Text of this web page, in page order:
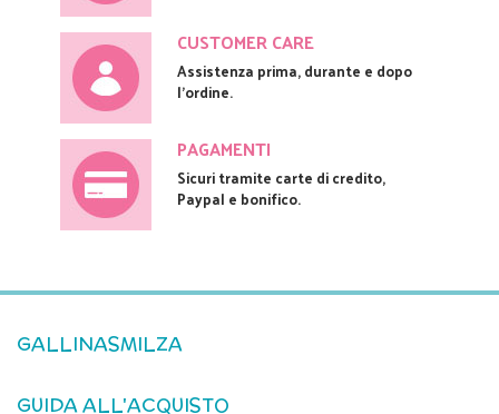
CUSTOMER CARE
Assistenza prima, durante e dopo
l'ordine.
PAGAMENTI
Sicuri tramite carte di credito,
Paypal e bonifico.
GALLINASMILZA
GUIDA ALL'ACQUISTO